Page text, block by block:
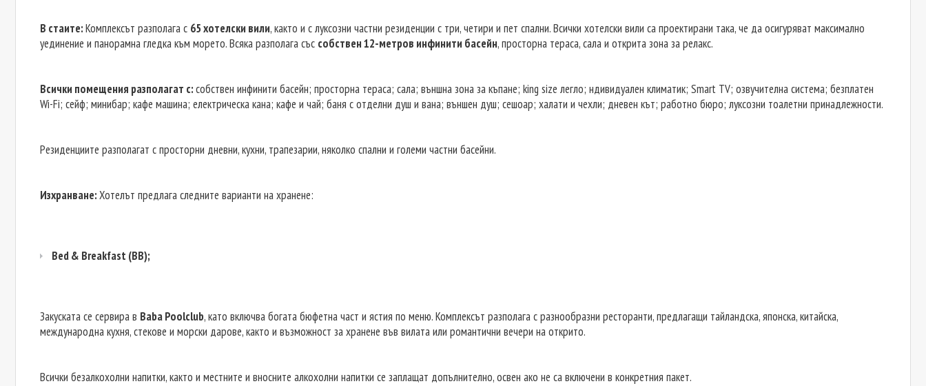
В стаите:Комплексът разполага с 65 хотелски вили, както и с луксозни частни резиденции с три, четири и пет спални. Всички хотелски вили са проектирани така, че да осигуряват максимално
уединение и панорамна гледка към морето. Всяка разполага със собствен 12-метров инфинити басейн, просторна тераса, сала и открита зона за релакс.
Всички помещения разполагат с:собствен инфинити басейн; просторна тераса; сала; външна зона за къпане; king size легло; ндивидуален климатик; Smart TV; озвучителна система; безплатен
Wi-Fi; сейф; минибар; кафе машина; електрическа кана; кафе и чай; баня с отделни душ и вана; външен душ; сешоар; халати и чехли; дневен кът; работно бюро; луксозни тоалетни принадлежности.
Резиденциите разполагат с просторни дневни, кухни, трапезарии, няколко спални и големи частни басейни.
Изхранване:Хотелът предлага следните варианти на хранене:
Bed & Breakfast (BB);
Закуската се сервира в Baba Poolclub, като включва богата бюфетна част и ястия по меню. Комплексът разполага с разнообразни ресторанти, предлагащи тайландска, японска, китайска,
международна кухня, стекове и морски дарове, както и възможност за хранене във вилата или романтични вечери на открито.
Всички безалкохолни напитки, както и местните и вносните алкохолни напитки се заплащат допълнително, освен ако не са включени в конкретния пакет.